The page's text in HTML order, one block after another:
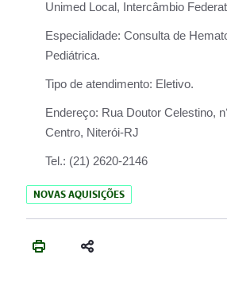
Unimed Local, Intercâmbio
Especialidade: Consulta de
Pediátrica.
Tipo de atendimento: Eletivo.
Endereço: Rua Doutor Celestino,
Centro, Niterói-RJ
Tel.: (21) 2620-2146
NOVAS AQUISIÇÕES